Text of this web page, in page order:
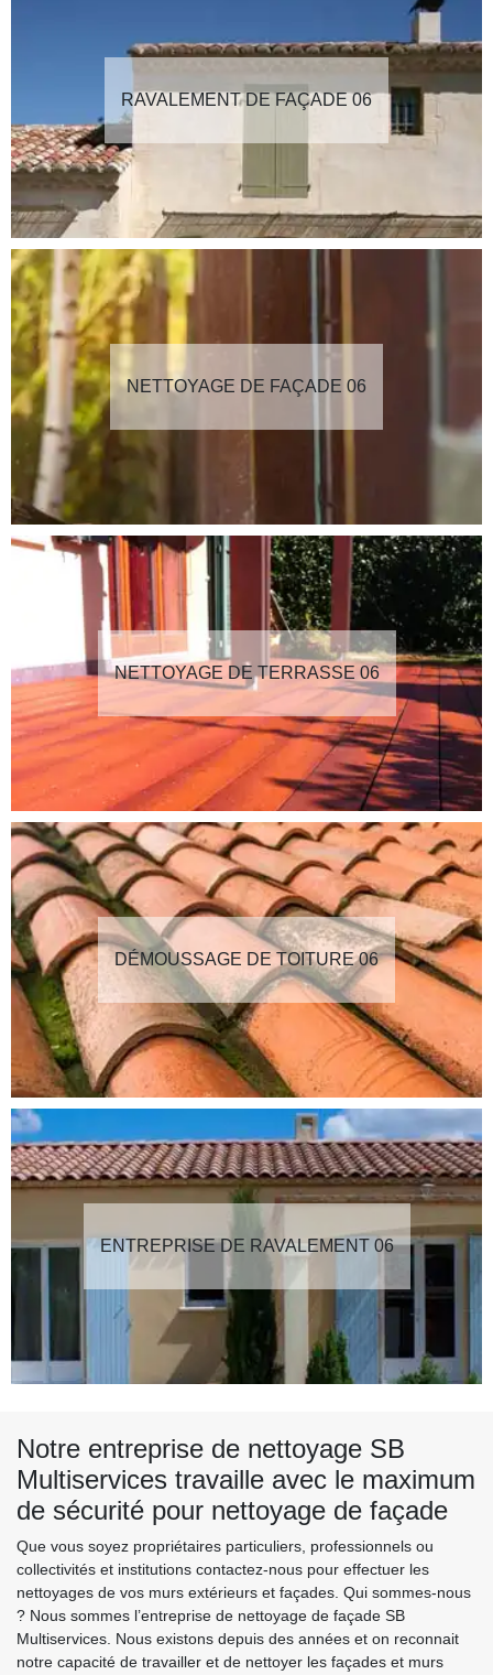
RAVALEMENT DE FAÇADE 06
NETTOYAGE DE FAÇADE 06
NETTOYAGE DE TERRASSE 06
DÉMOUSSAGE DE TOITURE 06
ENTREPRISE DE RAVALEMENT 06
Notre entreprise de nettoyage SB
Multiservices travaille avec le maximum
de sécurité pour nettoyage de façade
Que vous soyez propriétaires particuliers, professionnels ou
collectivités et institutions contactez-nous pour effectuer les
nettoyages de vos murs extérieurs et façades. Qui sommes-nous
? Nous sommes l’entreprise de nettoyage de façade SB
Multiservices. Nous existons depuis des années et on reconnait
notre capacité de travailler et de nettoyer les façades et murs